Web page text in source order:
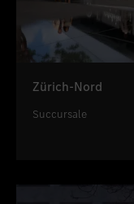
Zürich-Nord
Succursale